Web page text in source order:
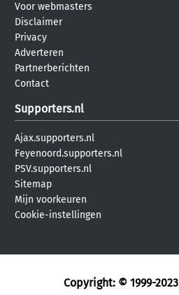
Voor webmasters
Disclaimer
Privacy
Adverteren
Partnerberichten
Contact
Supporters.nl
Ajax.supporters.nl
Feyenoord.supporters.nl
PSV.supporters.nl
Sitemap
Mijn voorkeuren
Cookie-instellingen
Copyright: © 1999-2023